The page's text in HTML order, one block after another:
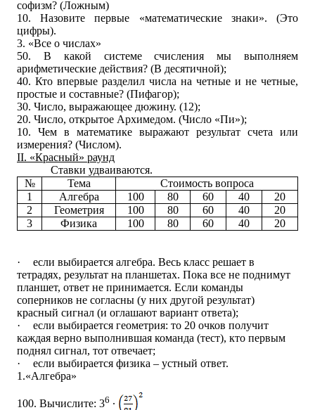
софизм? (Ложным)
10. Назовите первые «математические знаки». (Это
цифры).
3. «Все о числах»
50. В какой системе счисления мы выполняем
арифметические действия? (В десятичной);
40. Кто впервые разделил числа на четные и не четные,
простые и составные? (Пифагор);
30. Число, выражающее дюжину. (12);
20. Число, открытое Архимедом. (Число «Пи»);
10. Чем в математике выражают результат счета или
измерения? (Числом).
II. «Красный» раунд
Ставки удваиваются.
№
Тема
Стоимость вопроса
1
Алгебра 100 80 60 40
20
2
Геометрия 100 80 60 40
20
3
Физика 100 80 60 40 20
·
если выбирается алгебра. Весь класс решает в
тетрадях, результат на планшетах. Пока все не поднимут
планшет, ответ не принимается. Если команды
соперников не согласны (у них другой результат)
красный сигнал (и оглашают вариант ответа);
·
если выбирается геометрия: то 20 очков получит
каждая верно выполнившая команда (тест), кто первым
поднял сигнал, тот отвечает;
·
если выбирается физика – устный ответ.
1.«Алгебра»
100. Вычислите: 36 ∙